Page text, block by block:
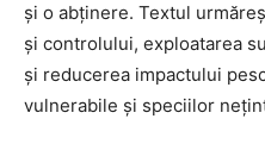
și o abținere. Textul
și controlului, exploatarea
și reducerea impactului
vulnerabile și speciilor